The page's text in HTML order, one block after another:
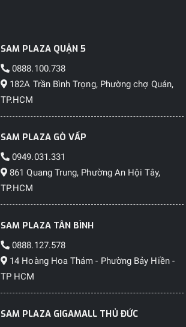
SAM PLAZA QUẬN 5
0888.100.738
182A Trần Bình Trọng, Phường chợ Quán,
TP.HCM
SAM PLAZA GÒ VẤP
0949.031.331
861 Quang Trung, Phường An Hội Tây,
TP.HCM
SAM PLAZA TÂN BÌNH
0888.127.578
14 Hoàng Hoa Thám - Phường Bảy Hiền -
TP HCM
SAM PLAZA GIGAMALL THỦ ĐỨC